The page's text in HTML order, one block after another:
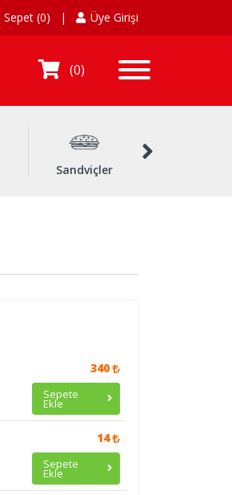
Sepet (0) | Üye Girişi
0
Sandviçler
340
Sepete
Ekle
14
Sepete
Ekle